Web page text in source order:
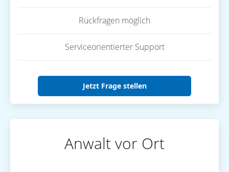
Rückfragen möglich
Serviceorientierter Support
Jetzt Frage stellen
Anwalt vor Ort